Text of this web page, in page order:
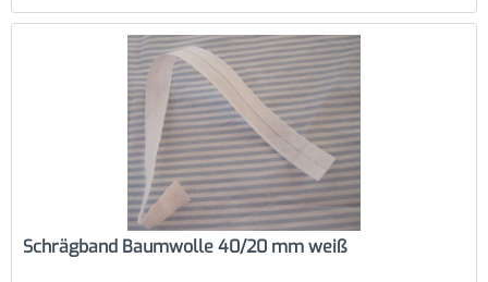
Schrägband Baumwolle 40/20 mm weiß